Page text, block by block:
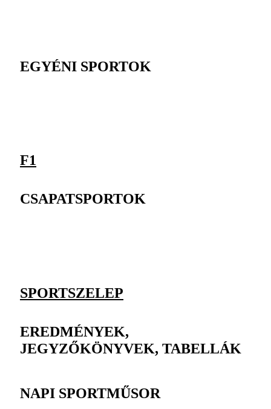
EGYÉNI SPORTOK
F1
CSAPATSPORTOK
SPORTSZELEP
EREDMÉNYEK,
JEGYZŐKÖNYVEK, TABELLÁK
NAPI SPORTMŰSOR